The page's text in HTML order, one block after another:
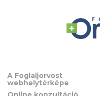
A Foglaljorvost
webhelytérképe